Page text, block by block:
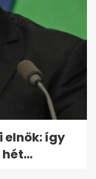
kevés
elnök: így